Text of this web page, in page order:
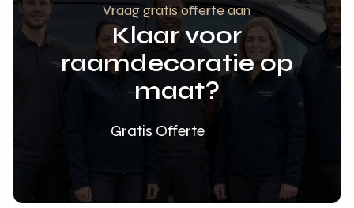
Vraag gratis offerte aan
Klaar voor
raamdecoratie op
maat?
Gratis Offerte